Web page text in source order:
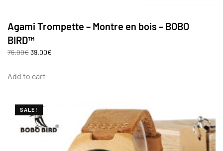
Agami Trompette – Montre en bois – BOBO
BIRD™
76.00€39.00€
Add to cart
SALE!